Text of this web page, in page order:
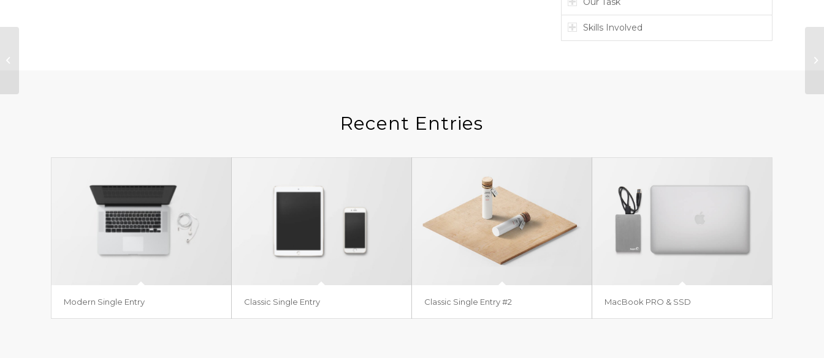
Skills Involved
Recent Entries
Modern Single Entry Classic Single Entry Classic Single Entry #2 MacBook PRO & SSD